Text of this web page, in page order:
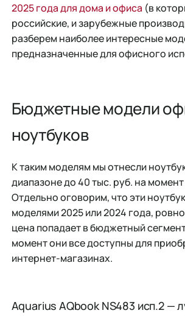
2025 года для дома и офиса (в
российские, и зарубежные
разберем наиболее интересные
предназначенные для офисного
Бюджетные модели
ноутбуков
К таким моделям мы отнесли
диапазоне до 40 тыс. руб. на
Отдельно оговорим, что эти
моделями 2025 или 2024 года,
цена попадает в бюджетный
момент они все доступны для
интернет-магазинах.
Aquarius AQbook NS483 исп.2 —